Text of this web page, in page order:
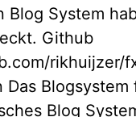
Blog System
Github
rikhuijzer/
Das Blogsystem
Blog